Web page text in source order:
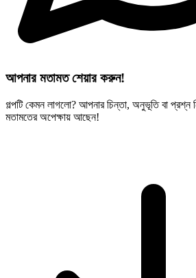
আপনার মতামত শেয়ার করুন!
গল্পটি কেমন লাগলো? আপনার চিন্তা, অনুভূতি বা
মতামতের অপেক্ষায় আছেন!